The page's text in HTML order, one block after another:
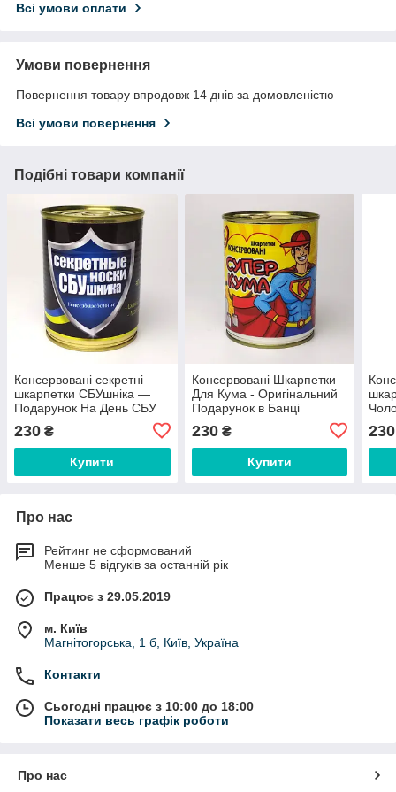
Всі умови оплати
Умови повернення
Повернення товару впродовж 14 днів за домовленістю
Всі умови повернення
Подібні товари компанії
Консервовані секретні
шкарпетки СБУшніка —
Подарунок На День СБУ
Подарунок СБУшніку
230 ₴
Купити
Консервовані Шкарпетки
Для Кума - Оригінальний
Подарунок в Банці
230₴
Купити
230
Про нас
Рейтинг не сформований
Менше 5 відгуків за останній рік
Працює з 29.05.2019
м. Київ
Магнітогорська, 1 б, Київ, Україна
Контакти
Сьогодні працює з 10:00 до 18:00
Показати весь графік роботи
Про нас